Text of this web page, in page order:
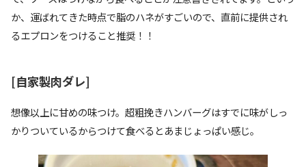
か、運ばれてきた時点で脂のハネがすごいので、直前に提供され
るエプロンをつけること推奨！！
[自家製肉ダレ]
想像以上に甘めの味つけ。超粗挽きハンバーグはすでに味がしっ
かりついているからつけて食べるとあまじょっぱい感じ。